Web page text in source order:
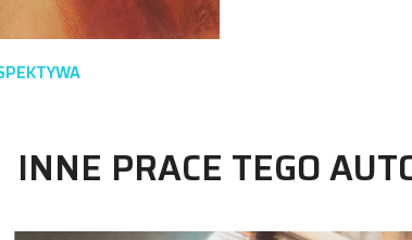
INNE PRACE TEGO